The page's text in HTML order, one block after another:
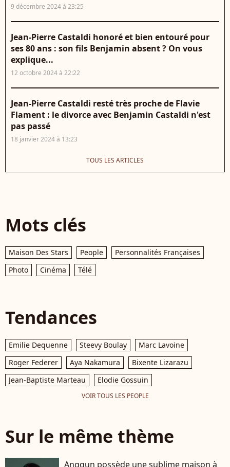
9 décembre 2024 à 23:25
Jean-Pierre Castaldi honoré et bien entouré pour
ses 80 ans : son fils Benjamin absent ? On vous
explique...
12 octobre 2024 à 22:22
Jean-Pierre Castaldi resté très proche de Flavie
Flament : le divorce avec Benjamin Castaldi n'est
pas passé
18 janvier 2024 à 13:23
TOUS LES ARTICLES
Mots clés
Maison Des Stars People
Personnalités Françaises
Photo
Cinéma Télé
Tendances
Emilie Dequenne Steevy Boulay
Marc Lavoine
Roger Federer
Aya Nakamura
Bixente Lizarazu
Jean-Baptiste Marteau
Elodie Gossuin
VOIR TOUS LES PEOPLE
Sur le même thème
Anggun possède une sublime maison à